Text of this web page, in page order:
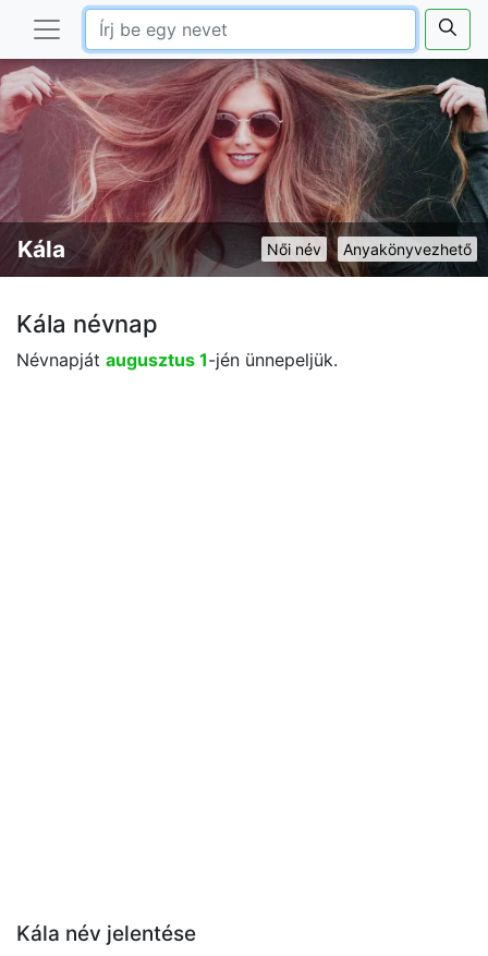
Anyakönyvezhető
Női név
Kála
Kála névnap
Névnapját augusztus 1-jén ünnepeljük.
Kála név jelentése